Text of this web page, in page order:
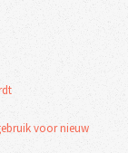
voor nieuw